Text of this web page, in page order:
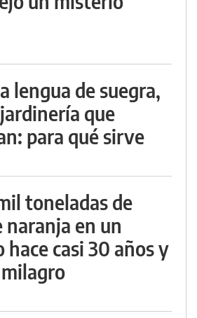
lengua de suegra,
que
para qué sirve
toneladas de
naranja en un
hace casi 30 años y